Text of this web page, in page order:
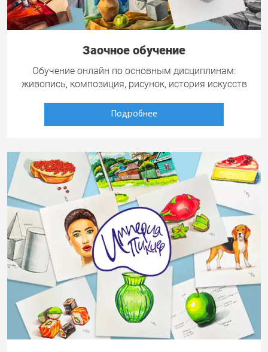
Заочное обучение
Обучение онлайн по основным дисциплинам:
живопись, композиция, рисунок, история искусств
Подробнее